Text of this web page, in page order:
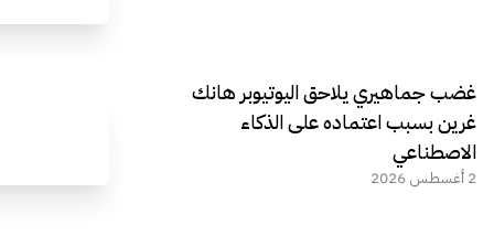
غضب جماهيري يلاحق اليوتيوبر هانك
غرين بسبب اعتماده على الذكاء
الاصطناعي
2 أغسطس 2026